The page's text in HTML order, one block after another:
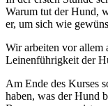
Warum tut der Hund,
er, um sich wie
Wir arbeiten vor allem
Leinenführigkeit der
Am Ende des Kurses
haben, was der Hund